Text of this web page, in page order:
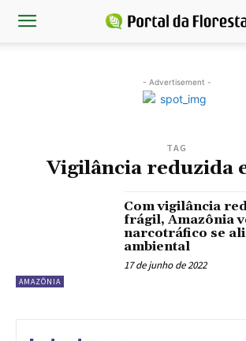
- Advertisement -
TAG
Vigilância reduzida
AMAZÔNIA
Com vigilância
frágil, Amazônia
narcotráfico se
ambiental
17 de junho de 2022